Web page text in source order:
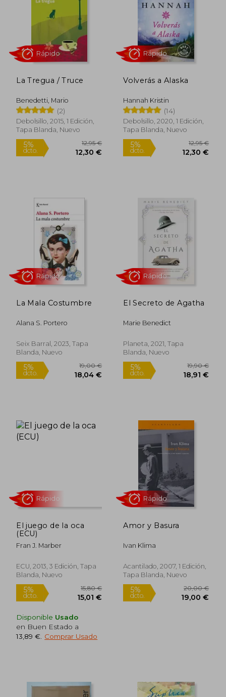
dcto.
Rápido
5%
dcto.
La Tregua / Truce
Benedetti, Mario
(2)
Debolsillo, 2015, 1 Edición,
Tapa Blanda, Nuevo
dcto.
Volverás a Alaska
Hannah Kristin
(14)
Debolsillo, 2020, 1 Edición,
Tapa Blanda, Nuevo
5%
dcto.
La Mala Costumbre
Alana S. Portero
Seix Barral, 2023, Tapa
Blanda, Nuevo
Rápido
El Secreto de Agatha
Marie Benedict
Planeta, 2021, Tapa
Blanda, Nuevo
El juego de la oca
(ECU)
Fran J. Marber
ECU, 2013, 3 Edición, Tapa
Blanda, Nuevo
Disponible Usado
en Buen Estado a
13,89 € Comprar Usado
Amor y Basura
Ivan Klima
Acantilado, 2007, 1 Edición,
Tapa Blanda, Nuevo